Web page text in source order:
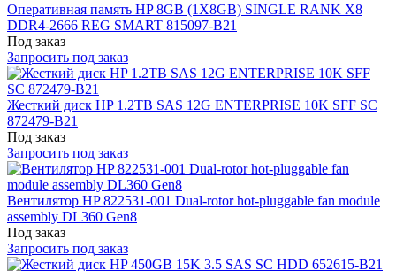
Оперативная память HP 8GB (1X8GB) SINGLE RANK X8
DDR4-2666 REG SMART 815097-B21
Под заказ
Запросить под заказ
Жесткий диск HP 1.2TB SAS 12G ENTERPRISE 10K SFF SC
872479-B21
Под заказ
Запросить под заказ
Вентилятор HP 822531-001 Dual-rotor hot-pluggable fan module
assembly DL360 Gen8
Под заказ
Запросить под заказ